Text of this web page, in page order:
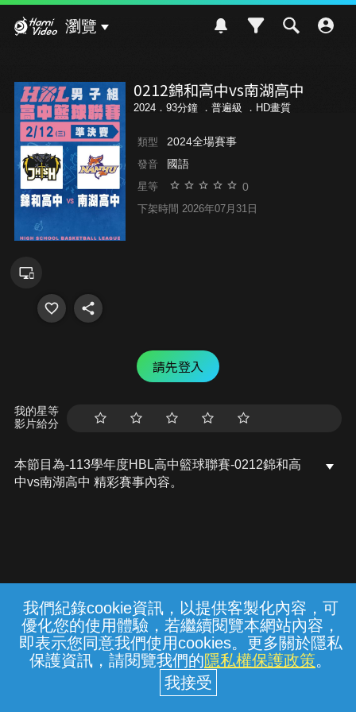
我們紀錄cookie資訊，以提供客製化內容，可
優化您的使用體驗，若繼續閱覽本網站內容，
即表示您同意我們使用cookies。更多關於隱私
保護資訊，請閱覽我們的隱私權保護政策。
瀏覽
0212錦和高中vs南湖高中
2024．93分鐘 ． 普遍級 ．HD畫質
類型 2024全場賽事
發音 國語
星等 0
下架時間 2026年07月31日
請先登入
我的星等
影片給分
本節目為-113學年度HBL高中籃球聯賽-0212錦和高
中vs南湖高中 精彩賽事內容。
常見問題 線上客服 服務條款 隱私權保護
中華電信股份有限公司個人家庭分公司
(統一編號：96979949) © 2026
{{notifyMsg}}